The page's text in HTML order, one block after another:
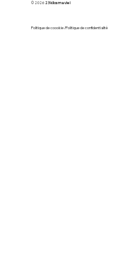
© 2026 23 kilos ma vie !
Politique de coookie /Politique de confidentialité